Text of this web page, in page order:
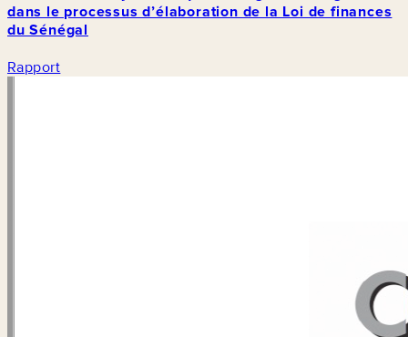
dans le processus d’élaboration de la Loi de finances
du Sénégal
Rapport